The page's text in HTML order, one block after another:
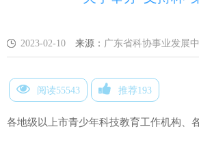
2023-02-10
来源： 广东省科协事业发展
阅读55543 推荐193
各地级以上市青少年科技教育工作机构、